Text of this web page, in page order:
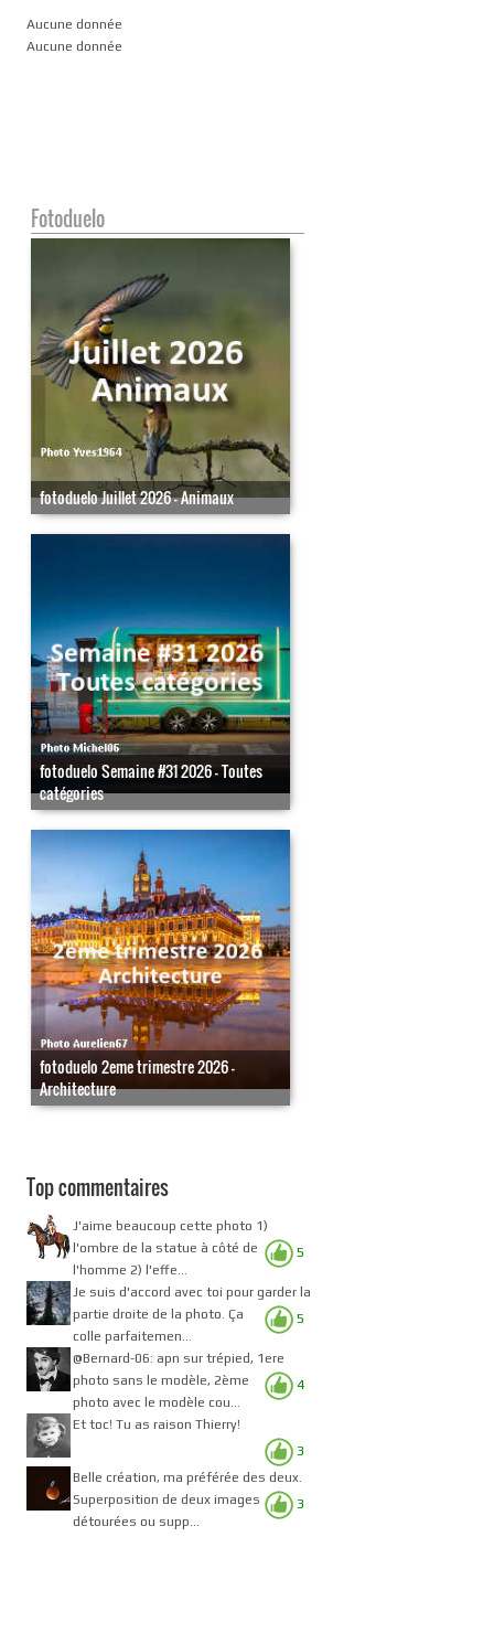
Aucune donnée
Aucune donnée
Fotoduelo
fotoduelo Juillet 2026 - Animaux
fotoduelo Semaine #31 2026 - Toutes
catégories
fotoduelo 2eme trimestre 2026 -
Architecture
Top commentaires
5
J'aime beaucoup cette photo 1)
l'ombre de la statue à côté de
l'homme 2) l'effe...
5
Je suis d'accord avec toi pour garder la
partie droite de la photo. Ça
colle parfaitemen...
4
@Bernard-06: apn sur trépied, 1ere
photo sans le modèle, 2ème
photo avec le modèle cou...
3
Et toc! Tu as raison Thierry!
3
Belle création, ma préférée des deux.
Superposition de deux images
détourées ou supp...